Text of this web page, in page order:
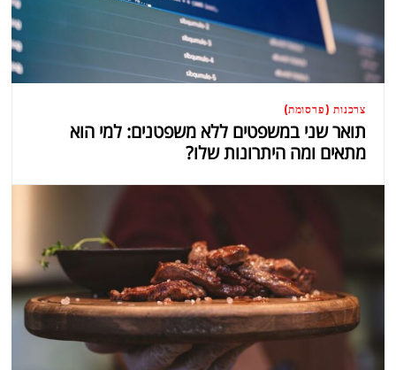
צרכנות (פרסומת)
תואר שני במשפטים ללא משפטנים: למי הוא
מתאים ומה היתרונות שלו?